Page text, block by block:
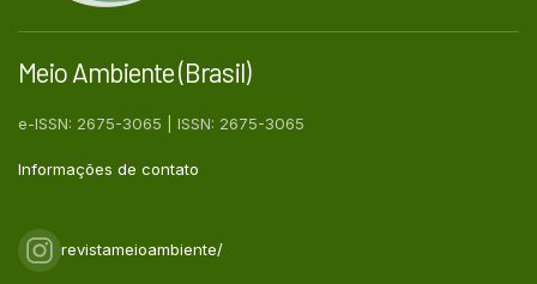
Meio Ambiente (Brasil)
e-ISSN: 2675-3065 | ISSN: 2675-3065
Informações de contato
revistameioambiente/